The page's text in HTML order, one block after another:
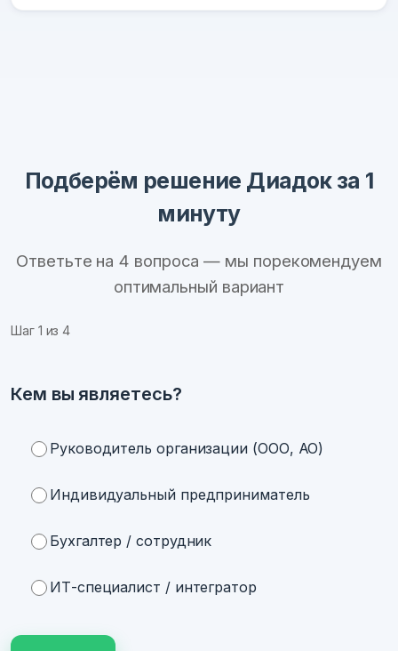
Подберём решение Диадок за 1
минуту
Ответьте на 4 вопроса — мы порекомендуем
оптимальный вариант
Шаг 1 из 4
Кем вы являетесь?
Руководитель организации (ООО, АО)
Индивидуальный предприниматель
Бухгалтер / сотрудник
ИТ-специалист / интегратор